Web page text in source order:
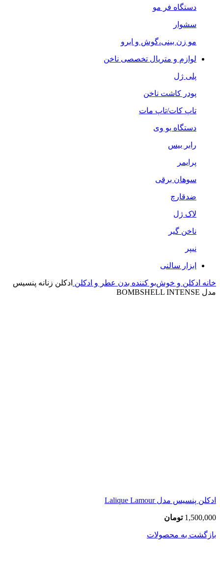
دستگاه فر مو
سشوار
مو زن بینی،گوش و ابرو
لوازم و متریال تخصصی ناخن
پلی ژل
پودر کاشت ناخن
تاپ کات/تاپ مات
دستگاه یو وی
رابر بیس
پرایمر
سوهان برقی
ضدقارچ
لاک ژل
ناخن گیر
نیپر
ابزار سالنی
خانه ادکلن و خوش‌بو کننده بدن عطر و ادکلن ادکلن زنانه پنسیس
مدل BOMBSHELL INTENSE
ادکلن پنسیس مدل Lalique Lamour
1,500,000 تومان
بازگشت به محصولات